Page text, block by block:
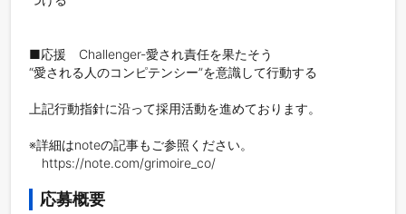
■応援　Challenger-愛され責任を果たそう
“愛される人のコンピテンシー”を意識して行動する
上記行動指針に沿って採用活動を進めております。
※詳細はnoteの記事もご参照ください。
応募概要